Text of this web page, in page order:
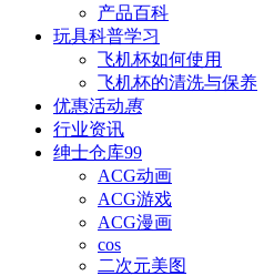
产品百科
玩具科普学习
飞机杯如何使用
飞机杯的清洗与保养
优惠活动惠
行业资讯
绅士仓库99
ACG动画
ACG游戏
ACG漫画
cos
二次元美图